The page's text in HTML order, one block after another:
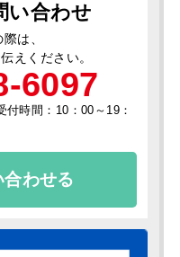
い合わせ
は、
えください。
6097
時間：10：00～19：
わせる